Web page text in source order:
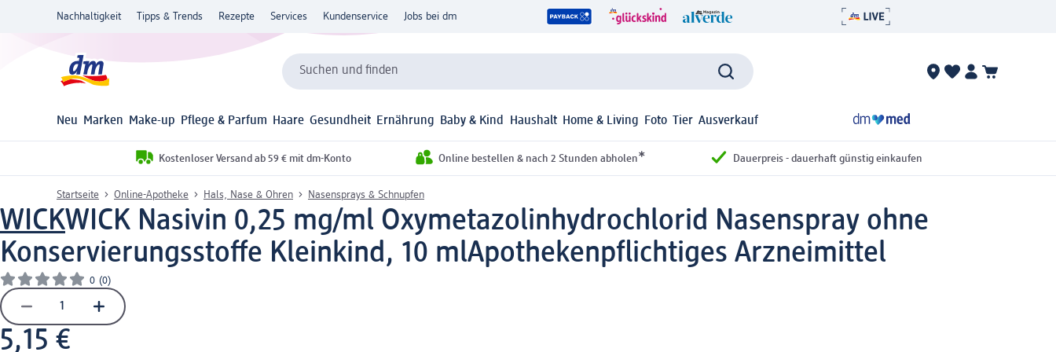
Nachhaltigkeit Tipps & Trends Rezepte Services Kundenservice Jobs bei dm
Suchen und finden
Neu Marken Make-up Pflege & Parfum Haare Gesundheit Ernährung Baby & Kind Haushalt Home & Living Foto Tier Ausverkauf
Kostenloser Versand ab 59 € mit dm-Konto Online bestellen & nach 2 Stunden abholen* Dauerpreis - dauerhaft günstig einkaufen
Startseite Online-Apotheke Hals, Nase & Ohren Nasensprays & Schnupfen
WICKWICK Nasivin 0,25 mg/ml Oxymetazolinhydrochlorid Nasenspray ohne
Konservierungsstoffe Kleinkind, 10 mlApothekenpflichtiges Arzneimittel
0 (0)
5,15 €